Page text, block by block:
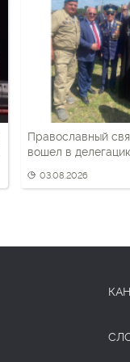
Православный
вошел в
разведки
03.08.2026